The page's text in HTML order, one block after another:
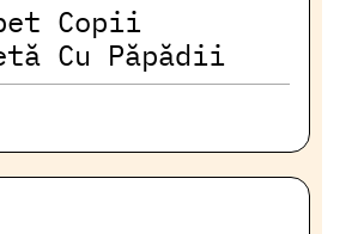
Copii
Cu Păpădii